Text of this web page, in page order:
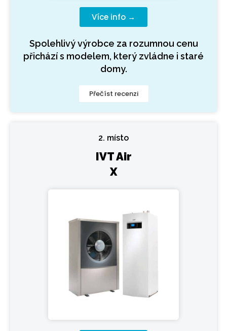
Více info →
Spolehlivý výrobce za rozumnou cenu
přichází s modelem, který zvládne i staré
domy.
Přečíst recenzi
2. místo
IVT Air
X